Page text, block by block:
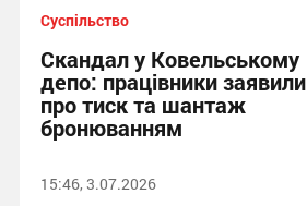
Суспільство
Скандал у Ковельському
депо: працівники заявили
про тиск та шантаж
бронюванням
15:46, 3.07.2026